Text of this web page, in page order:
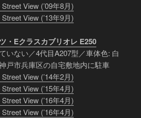
View (’09年8月)
View (’13年9月)
・Eクラスカブリオレ E250
いない／4代目A207型／車体色: 白
戸市兵庫区の自宅敷地内に駐車
View (’14年2月)
View (’15年4月)
View (’16年4月)
View (’16年4月)